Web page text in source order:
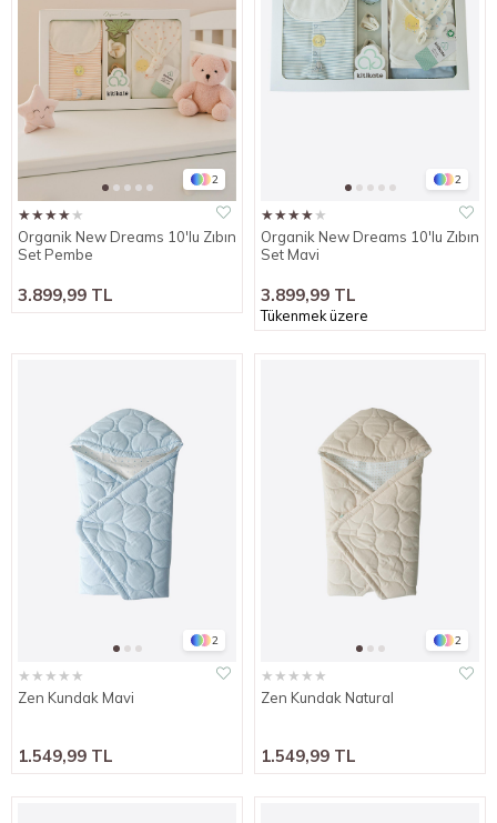
2
★★★★★
Organik New Dreams 10'lu Zıbın
Set Pembe
3.899,99 TL
2
★★★★★
Organik New Dreams 10'lu Zıbın
Set Mavi
3.899,99 TL
Tükenmek üzere
2
★★★★★
Zen Kundak Mavi
1.549,99 TL
2
★★★★★
Zen Kundak Natural
1.549,99 TL